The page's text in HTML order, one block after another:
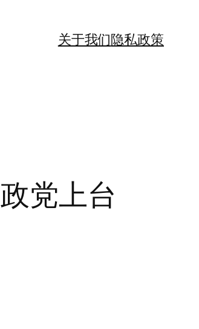
关于我们隐私政策
党上台